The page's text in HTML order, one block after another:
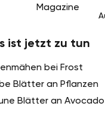
Magazine
ist jetzt zu tun
bei Frost
Blätter an Pflanzen
Blätter an Avocado